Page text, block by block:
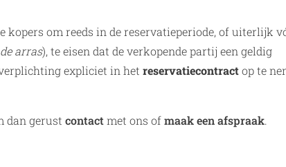
kopers om reeds in de reservatieperiode, of uiterlijk
arras), te eisen dat de verkopende partij een geldig
expliciet in het reservatiecontractop te
dan gerust contact met ons ofmaak een afspraak.